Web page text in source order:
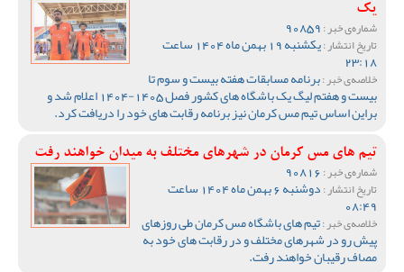
یک
شماره‌ی خبر :
تاریخ انتشار : یکشنبه 19 بهمن ماه 1404 ساعت
23:18
خلاصه‌ی خبر :برنامه مسابقات هفته بیست و سوم تا
بیست و هفتم لیگ یک باشگاه های کشور فصل 1405-1404 اعلام شد و
براین اساس تیم مس کرمان نیز برنامه رقابت های خود را دریافت کرد.
تیم های مس کرمان در شهرهای مختلف به میدان خواهند رفت
شماره‌ی خبر :
تاریخ انتشار : دوشنبه 6 بهمن ماه 1404 ساعت
08:49
خلاصه‌ی خبر :تیم های باشگاه مس کرمان طی روزهای
پیش رو در شهرهای مختلف و در رقابت های خود به
مصاف رقیبان خواهند رفت.